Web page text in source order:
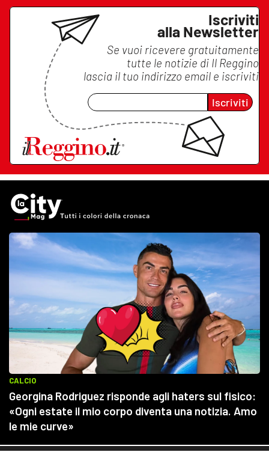
Iscriviti
alla Newsletter
Se vuoi ricevere gratuitamente
tutte le notizie di Il Reggino
lascia il tuo indirizzo email e iscriviti
Iscriviti